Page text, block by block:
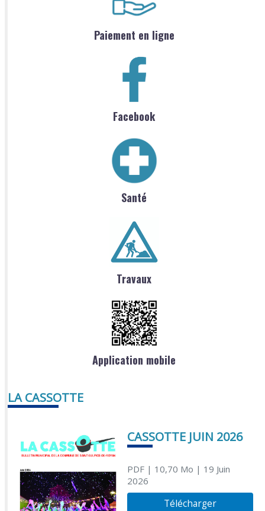
Paiement en ligne
Facebook
Santé
Travaux
Application mobile
LA CASSOTTE
CASSOTTE JUIN 2026
PDF| 10,70 Mo | 19 Juin
2026
Télécharger